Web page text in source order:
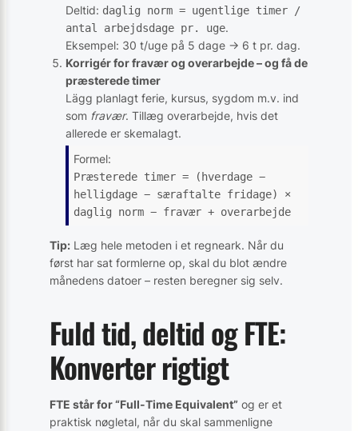
Deltid: daglig norm = ugentlige timer /
antal arbejdsdage pr. uge.
Eksempel: 30 t/uge på 5 dage → 6 t pr. dag.
Korrigér for fravær og overarbejde – og få de
præsterede timer
Lägg planlagt ferie, kursus, sygdom m.v. ind
som fravær. Tillæg overarbejde, hvis det
allerede er skemalagt.
Formel:
Præsterede timer = (hverdage −
helligdage − særaftalte fridage) ×
daglig norm − fravær + overarbejde
Tip: Læg hele metoden i et regneark. Når du
først har sat formlerne op, skal du blot ændre
månedens datoer – resten beregner sig selv.
Fuld tid, deltid og FTE:
Konverter rigtigt
FTE står for “Full-Time Equivalent” og er et
praktisk nøgletal, når du skal sammenligne